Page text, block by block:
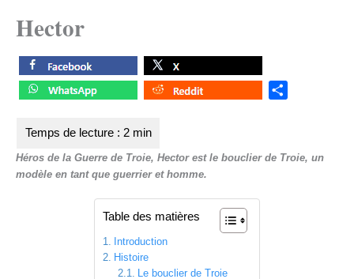
Hector
e
Héros de la Guerre de Troie, Hector est le bouclier de Troie, un
modèle en tant que guerrier et homme.
Table des matières
Introduction
Histoire
Le bouclier de Troie